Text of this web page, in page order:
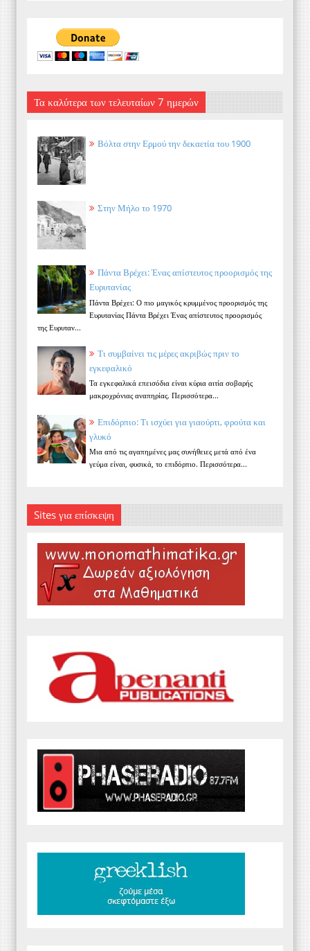
Τα καλύτερα των τελευταίων 7 ημερών
Βόλτα στην Ερμού την δεκαετία του 1900
Στην Μήλο το 1970
Πάντα Βρέχει: Ένας απίστευτος προορισμός της
Ευρυτανίας
Πάντα Βρέχει: Ο πιο μαγικός κρυμμένος προορισμός της
Ευρυτανίας Πάντα Βρέχει Ένας απίστευτος προορισμός
της Ευρυταν...
Τι συμβαίνει τις μέρες ακριβώς πριν το
εγκεφαλικό
Τα εγκεφαλικά επεισόδια είναι κύρια αιτία σοβαρής
μακροχρόνιας αναπηρίας. Περισσότερα...
Επιδόρπιο: Τι ισχύει για γιαούρτι, φρούτα και
γλυκό
Μια από τις αγαπημένες μας συνήθειες μετά από ένα
γεύμα είναι, φυσικά, το επιδόρπιο. Περισσότερα...
Sites για επίσκεψη